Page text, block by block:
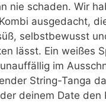
nie schaden. Wir
ausgedacht,
selbstbewusst
lässt. Ein weißes
im
String-Tanga
deinem Date den